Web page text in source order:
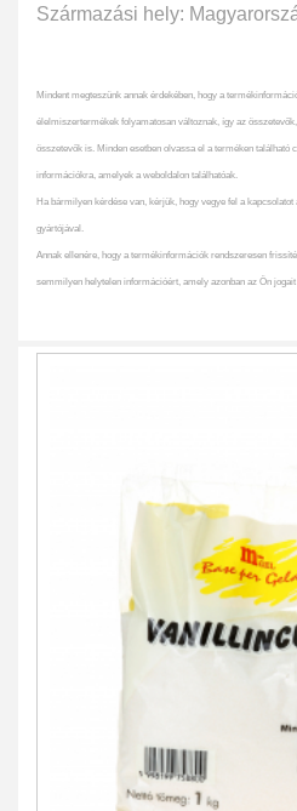
Származási hely:
Mindent megteszünk annak érdekében, hogy a
élelmiszertermékek folyamatosan változnak, így az
összetevők is. Minden esetben olvassa el a terméken található
információkra, amelyek a weboldalon találhatóak.
Ha bármilyen kérdése van, kérjük, hogy vegye fel a
gyártójával.
Annak ellenére, hogy a termékinformációk rendszeresen
semmilyen helytelen információért, amely azonban az Ön